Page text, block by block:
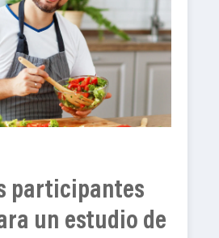
participantes
un estudio de